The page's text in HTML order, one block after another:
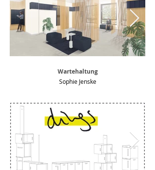
Wartehaltung
Sophie Jenske